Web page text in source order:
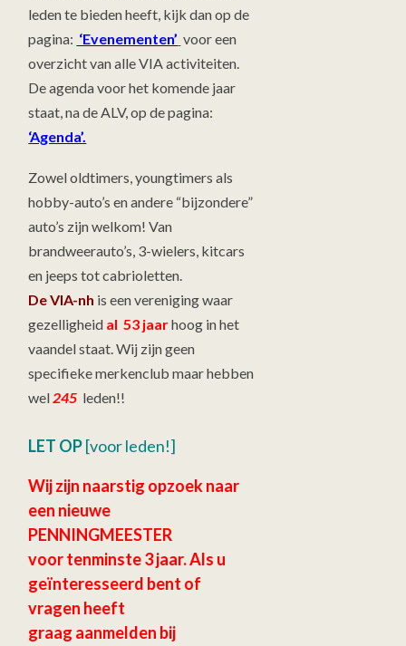
leden te bieden heeft, kijk dan op de
pagina: ‘Evenementen’ voor een
overzicht van alle VIA activiteiten.
De agenda voor het komende jaar
staat, na de ALV, op de pagina:
‘Agenda’.
Zowel oldtimers, youngtimers als
hobby-auto’s en andere “bijzondere”
auto’s zijn welkom! Van
brandweerauto’s, 3-wielers, kitcars
en jeeps tot cabrioletten.
De VIA-nh is een vereniging waar
gezelligheid al 53 jaarhoog in het
vaandel staat. Wij zijn geen
specifieke merkenclub maar hebben
wel245 leden!!
LET OP[voor leden!]
Wij zijn naarstig opzoek naar
een nieuwe
PENNINGMEESTER
voor tenminste 3 jaar.Als u
geïnteresseerd bent of
vragen heeft
graag aanmelden bij